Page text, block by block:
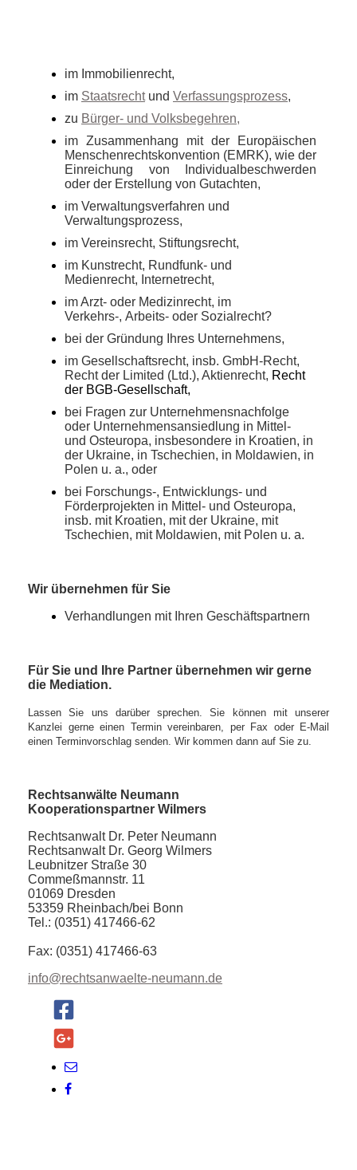
im Immobilienrecht,
im Staatsrechtund Verfassungsprozess,
zu Bürger- und Volksbegehren,
im Zusammenhang mit der Europäischen
Menschenrechtskonvention (EMRK), wie der
Einreichung von Individualbeschwerden
oder der Erstellung von Gutachten,
im Verwaltungsverfahren und
Verwaltungsprozess,
im Vereinsrecht, Stiftungsrecht,
im Kunstrecht, Rundfunk- und
Medienrecht, Internetrecht,
im Arzt- oder Medizinrecht, im
Verkehrs-, Arbeits- oder Sozialrecht?
bei der Gründung Ihres Unternehmens,
im Gesellschaftsrecht, insb. GmbH-Recht,
Recht der Limited (Ltd.), Aktienrecht, Recht
der BGB-Gesellschaft,
bei Fragen zur Unternehmensnachfolge
oder Unternehmensansiedlung in Mittel-
und Osteuropa, insbesondere in Kroatien, in
der Ukraine, in Tschechien, in Moldawien, in
Polen u. a., oder
bei Forschungs-, Entwicklungs- und
Förderprojekten in Mittel- und Osteuropa,
insb. mit Kroatien, mit der Ukraine, mit
Tschechien, mit Moldawien, mit Polen u. a.
Wir übernehmen für Sie
Verhandlungen mit Ihren Geschäftspartnern
Für Sie und Ihre Partner übernehmen wir gerne
die Mediation.
Lassen Sie uns darüber sprechen. Sie können mit unserer
Kanzlei gerne einen Termin vereinbaren, per Fax oder E-Mail
einen Terminvorschlag senden. Wir kommen dann auf Sie zu.
Rechtsanwälte Neumann
Kooperationspartner Wilmers
Rechtsanwalt Dr. Peter Neumann
Rechtsanwalt Dr. Georg Wilmers
Leubnitzer Straße 30
Commeßmannstr. 11
01069 Dresden
53359 Rheinbach/bei Bonn
Tel.: (0351) 417466-62
Fax: (0351) 417466-63
info@rechtsanwaelte-neumann.de